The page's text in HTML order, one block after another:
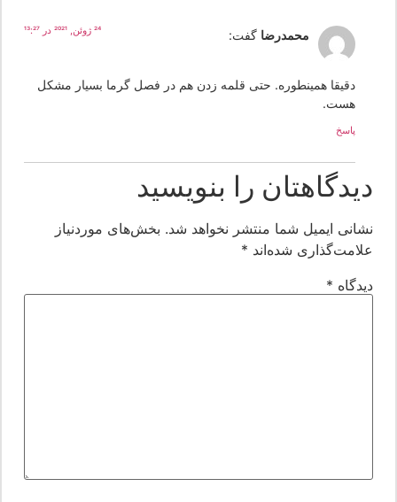
محمدرضا گفت:
دقیقا همینطوره. حتی قلمه زدن هم در فصل گرما بسیار مشکل
هست.
را بنویسید
ایمیل شما منتشر نخواهد شد. بخش‌های موردنیاز
شده‌اند*
*